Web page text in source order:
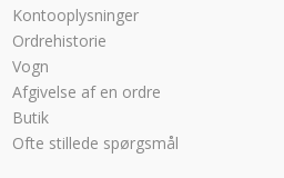
Kontooplysninger
Ordrehistorie
Vogn
Afgivelse af en ordre
Butik
Ofte stillede spørgsmål